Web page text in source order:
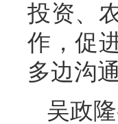
投资、
作，促
多边沟
吴政